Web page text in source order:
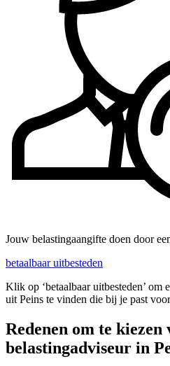
Jouw belastingaangifte doen door
betaalbaar uitbesteden
Klik op ‘betaalbaar uitbesteden’ om
uit Peins te vinden die bij je past
Redenen om te kiezen
belastingadviseur in